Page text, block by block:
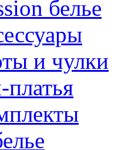
белье
и чулки